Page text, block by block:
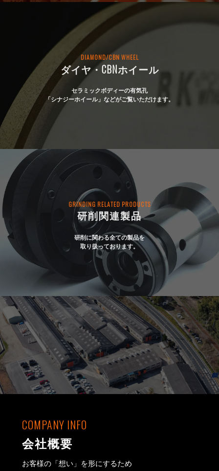
DIAMOND/CBN WHEEL
ダイヤ・CBNホイール
セラミックボディーの有気孔
「シナジーホイール」などがご覧いただけます。
GRINDING RELATED PRODUCTS
研削関連製品
研削に関わる全ての製品を
取り扱っております。
COMPANY INFO
会社概要
お客様の「想い」を形にするため